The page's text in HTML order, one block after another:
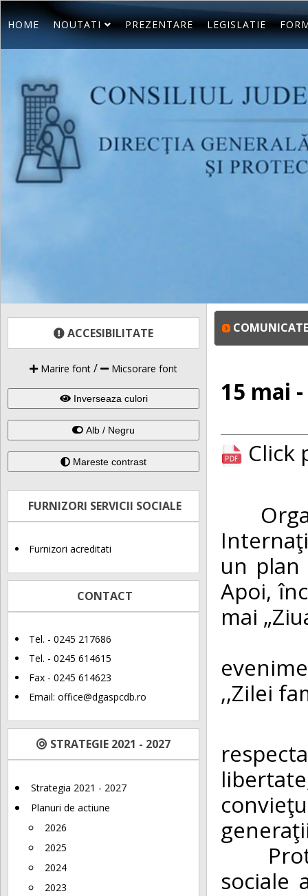
HOME NOUTATI PREZENTARE LEGISLATIE
ACCESIBILITATE
Marire font / Micsorare font
Inverseaza culori
Alb / Negru
Mareste contrast
FURNIZORI SERVICII SOCIALE
Furnizori acreditati
CONTACT
Tel. - 0245 217686
Tel. - 0245 614615
Fax - 0245 614623
Email: office@dgaspcdb.ro
STRATEGIE 2021 - 2027
Strategia 2021 - 2027
Planuri de actiune
2026
2025
2024
2023
15 mai
Click
un plan
Apoi,
mai
,,Zilei
sociale